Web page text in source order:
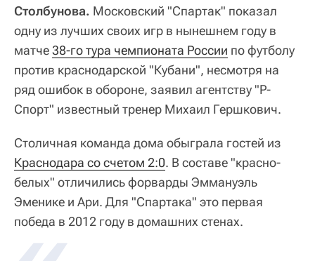
Столбунова. Московский "Спартак" показал
одну из лучших своих игр в нынешнем году в
матче38-го тура чемпионата России по футболу
против краснодарской "Кубани", несмотря на
ряд ошибок в обороне, заявил агентству "Р-
Спорт" известный тренер Михаил Гершкович.
Столичная команда дома обыграла гостей из
Краснодара со счетом 2:0. В составе "красно-
белых" отличились форварды Эммануэль
Эменике и Ари. Для "Спартака" это первая
победа в 2012 году в домашних стенах.